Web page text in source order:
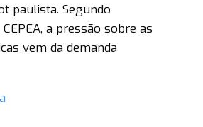
paulista. Segundo
a pressão sobre as
vem da demanda